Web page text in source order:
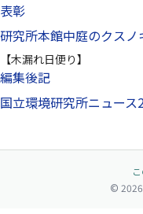
表彰
研究所本館中庭のクスノ
【木漏れ日便り】
編集後記
国立環境研究所ニュース
©